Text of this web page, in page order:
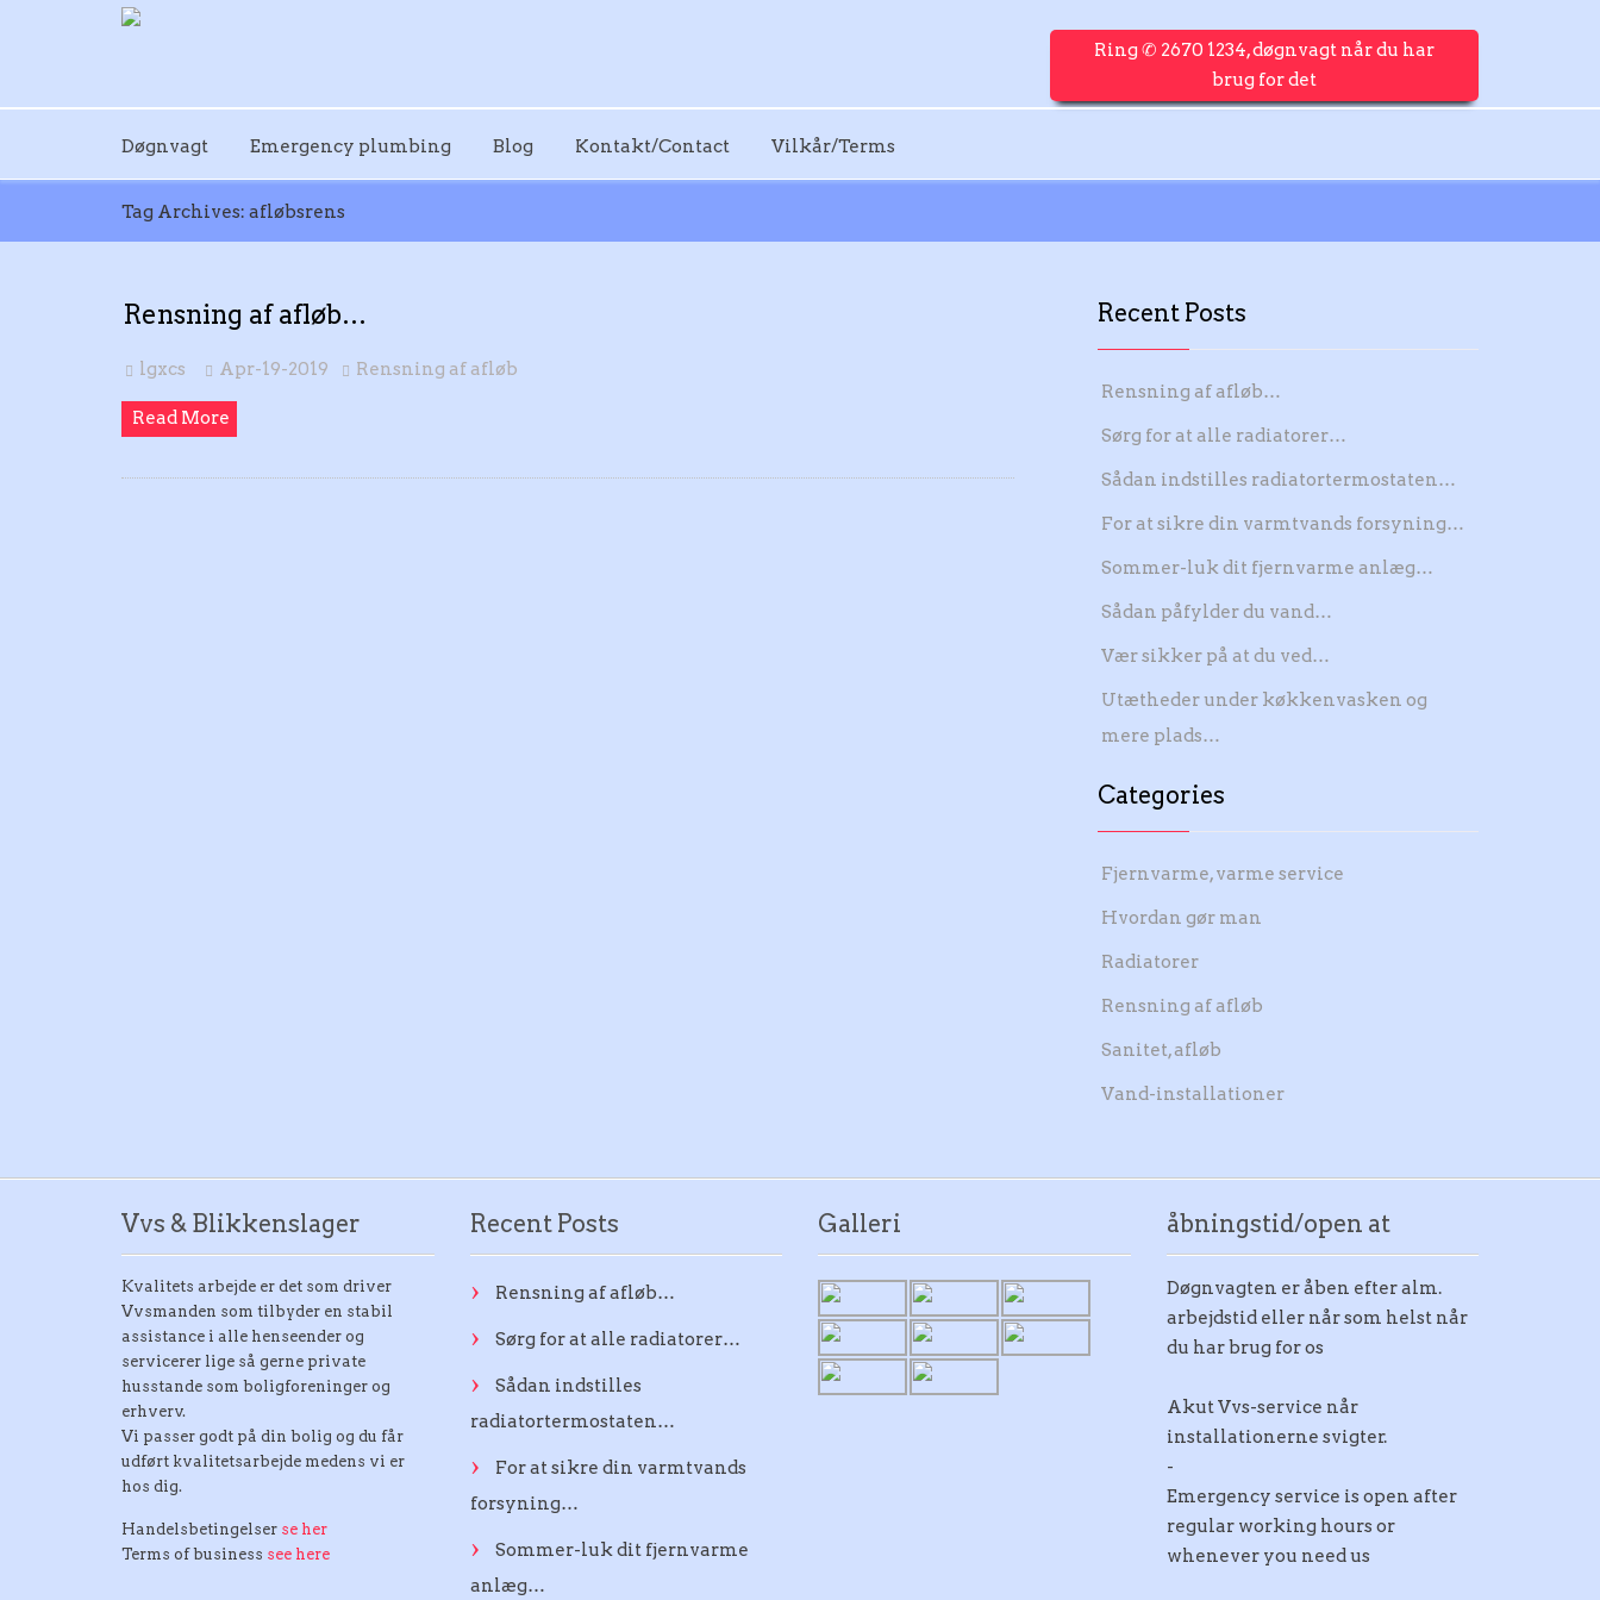
Ring ✆ 2670 1234, døgnvagt når du har
brug for det
Døgnvagt Emergency plumbing Blog Kontakt/Contact Vilkår/Terms
Tag Archives: afløbsrens
Rensning af afløb…
lgxcs Apr-19-2019 Rensning af afløb
Read More
Recent Posts
Rensning af afløb…
Sørg for at alle radiatorer…
Sådan indstilles radiatortermostaten…
For at sikre din varmtvands forsyning…
Sommer-luk dit fjernvarme anlæg…
Sådan påfylder du vand…
Vær sikker på at du ved…
Utætheder under køkkenvasken og
mere plads…
Categories
Fjernvarme, varme service
Hvordan gør man
Radiatorer
Rensning af afløb
Sanitet, afløb
Vand-installationer
Vvs & Blikkenslager
Kvalitets arbejde er det som driver
Vvsmanden som tilbyder en stabil
assistance i alle henseender og
servicerer lige så gerne private
husstande som boligforeninger og
erhverv.
Vi passer godt på din bolig og du får
udført kvalitetsarbejde medens vi er
hos dig.
Handelsbetingelser se her
Terms of business see here
Recent Posts
Rensning af afløb…
Sørg for at alle radiatorer…
Sådan indstilles
radiatortermostaten…
For at sikre din varmtvands
forsyning…
Sommer-luk dit fjernvarme
anlæg…
Galleri åbningstid/open at
Døgnvagten er åben efter alm.
arbejdstid eller når som helst når
du har brug for os
Akut Vvs-service når
installationerne svigter.
-
Emergency service is open after
regular working hours or
whenever you need us